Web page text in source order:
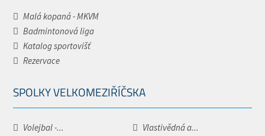
Malá kopaná - MKVM
Badmintonová liga
Katalog sportovišť
Rezervace
SPOLKY VELKOMEZIŘÍČSKA
Volejbal -...
Vlastivědná a...